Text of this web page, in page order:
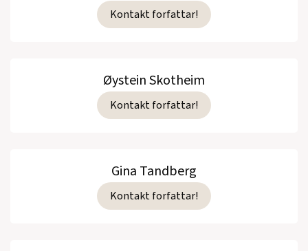
Kontakt forfattar!
Øystein Skotheim
Kontakt forfattar!
Gina Tandberg
Kontakt forfattar!